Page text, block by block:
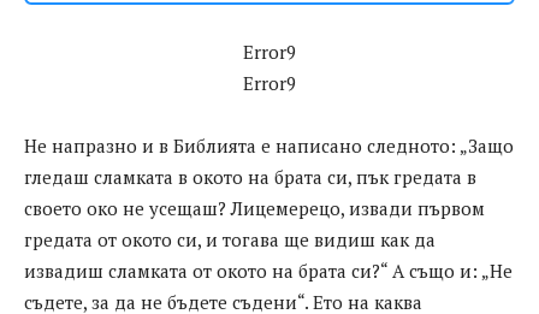
Error9
Error9
Не напразно и в Библията е написано следното: „Защо
гледаш сламката в окото на брата си, пък гредата в
своето око не усещаш? Лицемерецо, извади първом
гредата от окото си, и тогава ще видиш как да
извадиш сламката от окото на брата си?“ А също и: „Не
съдете, за да не бъдете съдени“. Ето на каква